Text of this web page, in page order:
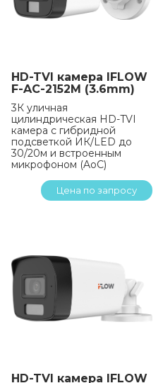
HD-TVI камера IFLOW
F-AC-2152M (3.6mm)
3К уличная
цилиндрическая HD-TVI
камера с гибридной
подсветкой ИК/LED до
30/20м и встроенным
микрофоном (AoC)
Цена по запросу
HD-TVI камера IFLOW